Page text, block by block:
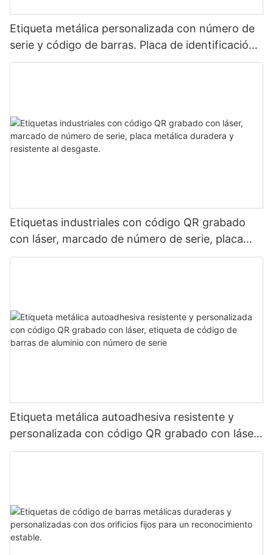
Etiqueta metálica personalizada con número de
serie y código de barras. Placa de identificación
de aluminio para identificación de activos
Etiquetas industriales con código QR grabado
con láser, marcado de número de serie, placa
metálica duradera y resistente al desgaste.
Etiqueta metálica autoadhesiva resistente y
personalizada con código QR grabado con láser,
etiqueta de código de barras de aluminio con